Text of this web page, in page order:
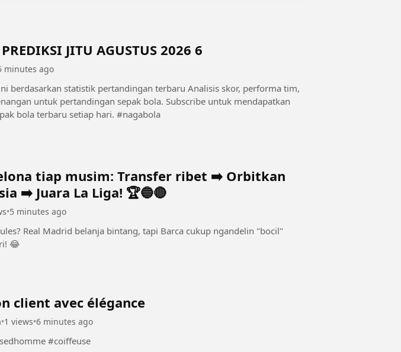
JITU AGUSTUS 2026 6
minutes ago
berdasarkan statistik pertandingan terbaru Analisis skor, performa tim,
pertandingan sepak bola. Subscribe untuk mendapatkan
update prediksi sepak bola terbaru setiap hari. #nagabola
tiap musim: Transfer ribet ➡️ Orbitkan
➡️ Juara La Liga! 🏆🔵🔴
•5 minutes ago
Real Madrid belanja bintang, tapi Barca cukup ngandelin "bocil"
😂
client avec élégance
•1 views•6 minutes ago
#coiffeuse